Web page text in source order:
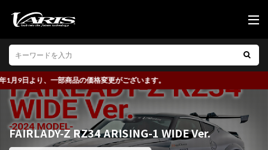
より、一部商品の価格変更がございます。
FAIRLADY-Z RZ34 ARISING-1 WIDE Ver.